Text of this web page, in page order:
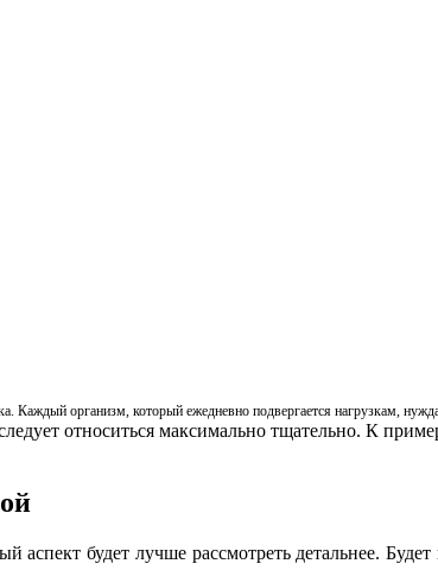
Каждый организм, который ежедневно подвергается нагрузкам,
относиться максимально тщательно. К
аспект будет лучше рассмотреть детальнее.